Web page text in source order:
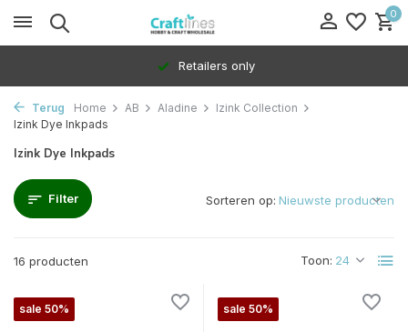
0
Retailers only
Terug Home AB Aladine
Izink Collection
Izink Dye Inkpads
Izink Dye Inkpads
Filter
16 producten Toon:
Sorteren op:
sale 50% sale 50%